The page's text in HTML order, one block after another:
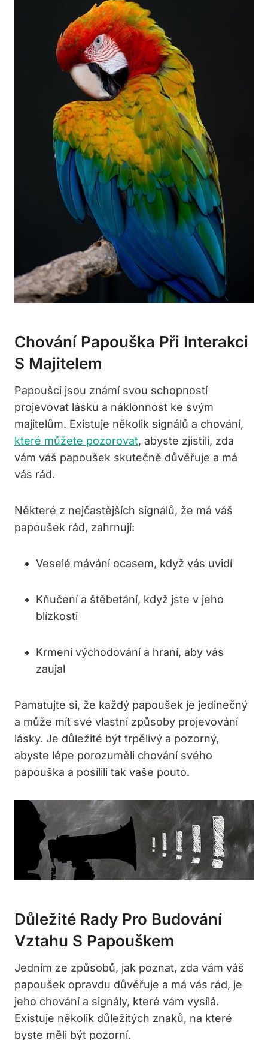
Chování Papouška Při ⁣interakci
S Majitelem
Papoušci jsou známí⁣ svou schopností
projevovat lásku a náklonnost ke svým
majitelům. Existuje několik signálů a chování,
které můžete pozorovat, abyste‌ zjistili, zda⁤
vám váš papoušek skutečně důvěřuje a má
vás rád.
Některé z⁣ nejčastějších signálů, že ⁤má ⁢váš⁣
papoušek rád, zahrnují:
Veselé mávání ocasem, když vás uvidí
Kňučení a štěbetání, když jste v jeho
blízkosti
Krmení východování a hraní,​ aby vás⁢
zaujal
Pamatujte si, že každý papoušek je jedinečný
a může mít své vlastní způsoby projevování
lásky. Je důležité‍ být trpělivý a pozorný,
abyste lépe porozuměli chování svého
papouška a posílili tak vaše pouto.
Důležité Rady Pro Budování
Vztahu S Papouškem
Jedním ze způsobů, jak poznat, zda vám ‌váš
papoušek opravdu důvěřuje a má vás rád, je
jeho chování ‌a signály, které vám vysílá.
Existuje několik důležitých znaků, na které
byste měli‍ být pozorní.